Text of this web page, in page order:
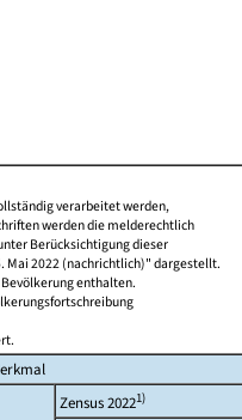
verarbeitet werden,
werden die melderechtlich
Berücksichtigung dieser
Mai 2022 (nachrichtlich)" dargestellt.
enthalten.
Zensus 20221)